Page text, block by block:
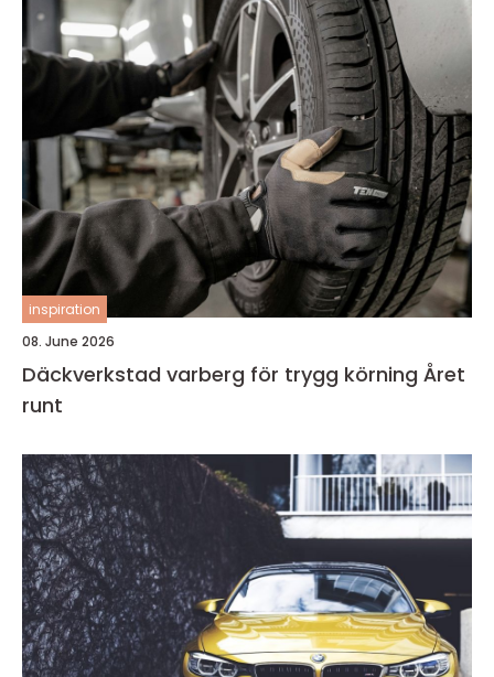
inspiration
08. June 2026
Däckverkstad varberg för trygg körning Året
runt